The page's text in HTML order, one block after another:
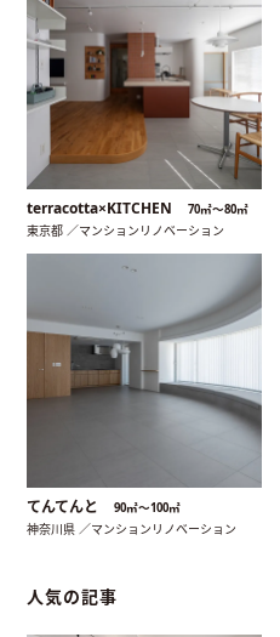
terracotta×KITCHEN 70㎡〜80㎡
東京都 ／マンションリノベーション
てんてんと 90㎡〜100㎡
神奈川県 ／マンションリノベーション
人気の記事